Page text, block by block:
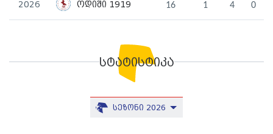
2026 ოდიში 1919 16 1 4 0
სტატისტიკა
სეზონი 2026